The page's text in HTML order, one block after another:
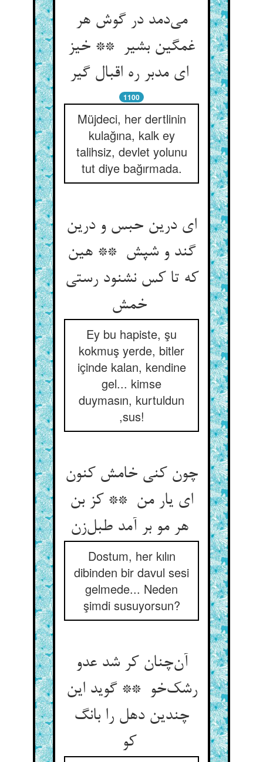
می‌دمد در گوش هر
غمگین بشیر ** خیز
1100
Müjdeci, her dertlinin
kulağına, kalk ey
talihsiz, devlet yolunu
tut diye bağırmada.
ای درین حبس و درین
گند و شپش ** هین
که تا کس نشنود رستی
Ey bu hapiste, şu
kokmuş yerde, bitler
içinde kalan, kendine
gel... kimse
duymasın, kurtuldun
,sus!
چون کنی خامش کنون
ای یار من ** کز بن
هر مو بر آمد طبل‌زن
Dostum, her kılın
dibinden bir davul sesi
gelmede... Neden
şimdi susuyorsun?
آن‌چنان کر شد عدو
رشک‌خو ** گوید این
چندین دهل را بانگ